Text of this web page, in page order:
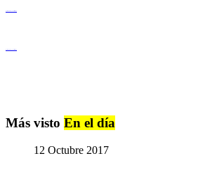
Más visto En el día
12 Octubre 2017